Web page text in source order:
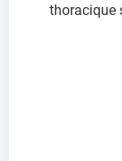
thoracique